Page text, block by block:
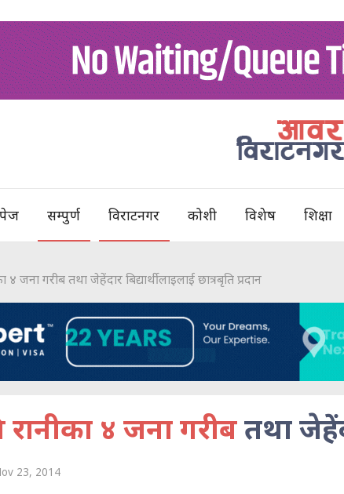
सम्पुर्ण विराटनगर कोशी विशेष शिक्षा
४ जना गरीब तथा जेहेंदार बिद्यार्थीलाइलाई छात्रबृति प्रदान
रानीका ४ जना गरीबतथा
23, 2014